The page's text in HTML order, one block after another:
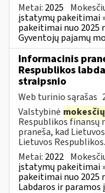
Metai: 2025
įstatymų pakeitimai
pakeitimai nuo 2025
Gyventojų pajamų
Informacinis
Respublikos
straipsnio
Web turinio sąrašas
Valstybinė mokesčių
Respublikos finansų
praneša, kad
Lietuvos
Metai: 2022
įstatymų pakeitimai
pakeitimai nuo 2025
Labdaros ir